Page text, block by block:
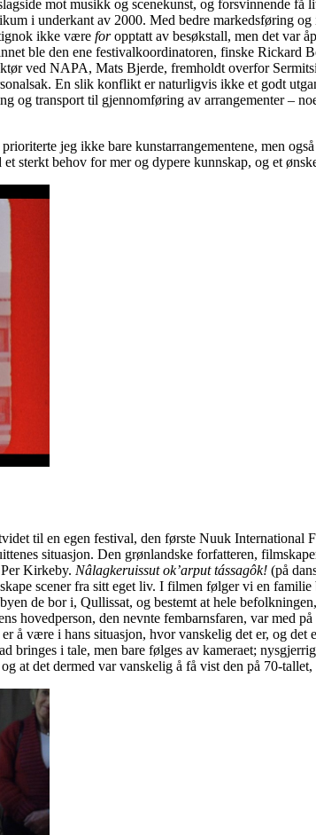
mot musikk og scenekunst, og forsvinnende få
i underkant av 2000. Med bedre markedsføring
ikke være foropptatt av besøkstall, men det var
ble den ene festivalkoordinatoren, finske Rickard
ved NAPA, Mats Bjerde, fremholdt overfor
En slik konflikt er naturligvis ikke et godt
transport til gjennomføring av arrangementer –
jeg ikke bare kunstarrangementene, men
sterkt behov for mer og dypere kunnskap, og et
til en egen festival, den første Nuuk
situasjon. Den grønlandske forfatteren,
Kirkeby. Nâlagkeruissut ok’arput tássagôk! (på
scener fra sitt eget liv. I filmen følger vi en
de bor i, Qullissat, og bestemt at hele
hovedperson, den nevnte fembarnsfaren, var med
å være i hans situasjon, hvor vanskelig det er, og
i tale, men bare følges av kameraet;
at det dermed var vanskelig å få vist den på 70-